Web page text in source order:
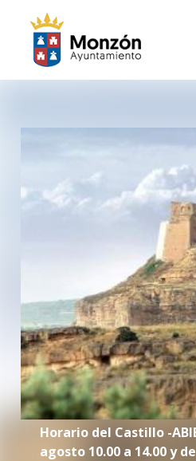
Horario del Castillo -
agosto 10.00 a 14.00 y de